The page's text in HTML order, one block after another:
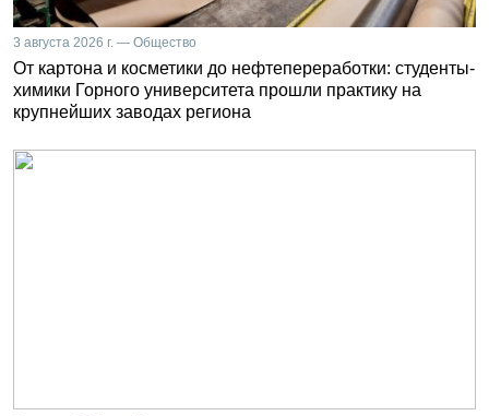
3 августа 2026 г. — Общество
От картона и косметики до нефтепереработки: студенты-
химики Горного университета прошли практику на
крупнейших заводах региона